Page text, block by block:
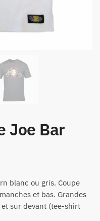
Joe Bar
blanc ou gris. Coupe
et bas. Grandes
sur devant (tee-shirt